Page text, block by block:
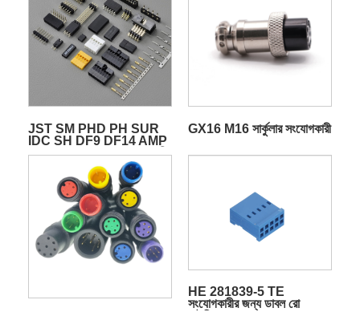
JST SM PHD PH SUR
IDC SH DF9 DF14 AMP
HRS JAE মোলেক্স সংযোগকারী
GX16 M16 সার্কুলার সংযোগকারী
HE 281839-5 TE
সংযোগকারীর জন্য ডাবল রো